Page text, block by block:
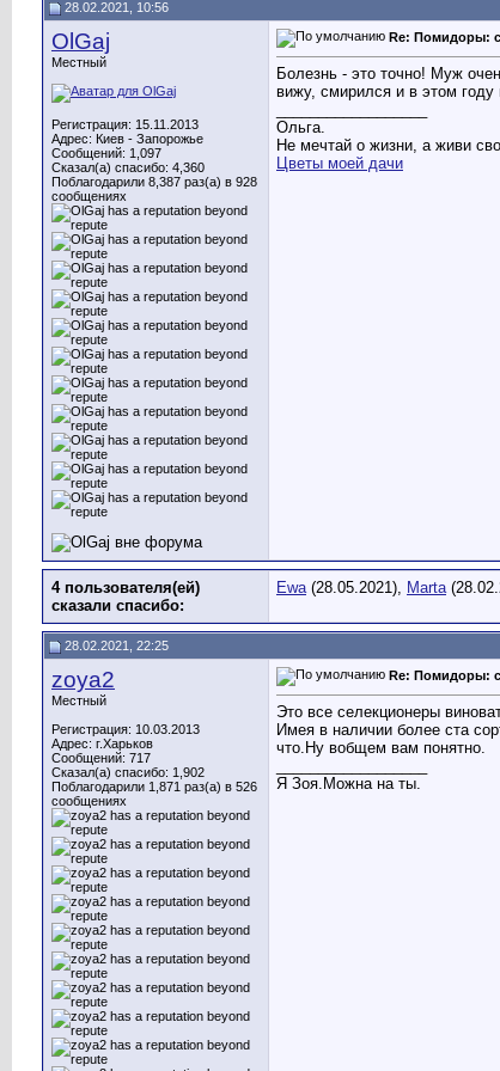
28.02.2021, 10:56
OlGaj
Местный
Регистрация: 15.11.2013
Адрес: Киев - Запорожье
Сообщений: 1,097
Сказал(а) спасибо: 4,360
Поблагодарили 8,387 раз(а) в 928
сообщениях
Re: Помидоры:
Болезнь - это точно! Муж
вижу, смирился и в этом
Ольга.
Не мечтай о жизни, а живи
Цветы моей дачи
4 пользователя(ей)
сказали cпасибо:
Ewa(28.05.2021), Marta
28.02.2021, 22:25
zoya2
Местный
Регистрация: 10.03.2013
Адрес: г.Харьков
Сообщений: 717
Сказал(а) спасибо: 1,902
Поблагодарили 1,871 раз(а) в 526
сообщениях
Re: Помидоры:
Это все селекционеры
Имея в наличии более ста
что.Ну вобщем вам понятно.
Я Зоя.Можна на ты.